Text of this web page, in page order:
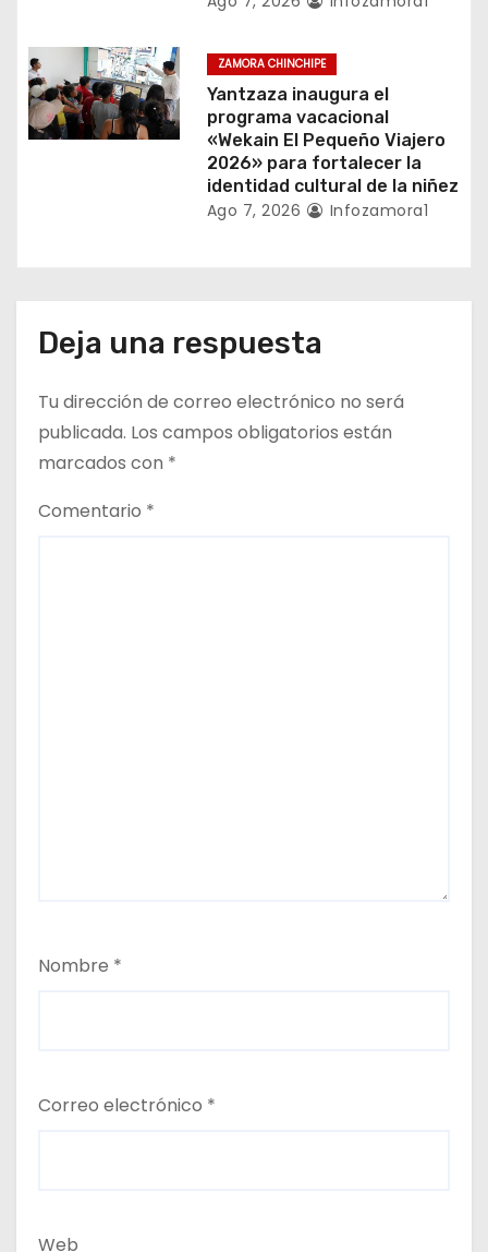
s
ZAMORA CHINCHIPE
Yantzaza inaugura el
programa vacacional
«Wekain El Pequeño Viajero
2026» para fortalecer la
identidad cultural de la niñez
Ago 7, 2026 Infozamora1
Deja una respuesta
Tu dirección de correo electrónico no será
publicada. Los campos obligatorios están
marcados con *
Comentario *
Nombre *
Correo electrónico *
Web